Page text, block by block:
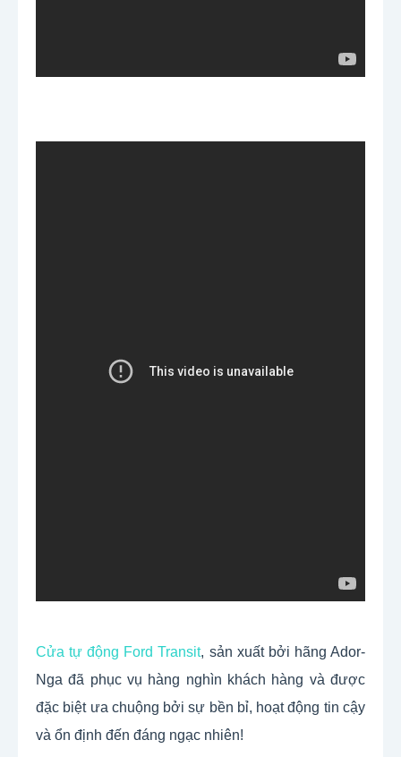
Cửa tự động Ford Transit, sản xuất bởi hãng Ador-
Nga đã phục vụ hàng nghìn khách hàng và được
đặc biệt ưa chuộng bởi sự bền bỉ, hoạt động tin cậy
và ổn định đến đáng ngạc nhiên!